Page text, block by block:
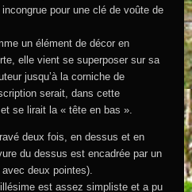
pour une clé de voûte de
un élément de décor en
elle vient se superposer sur sa
jusqu’à la corniche de
serait, dans cette
se lirait la « tête en bas ».
deux fois, en dessus et en
du dessus est encadrée par un
deux pointes).
est assez simpliste et a pu